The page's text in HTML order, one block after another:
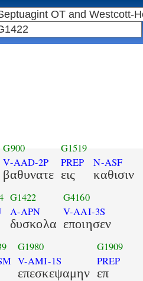
G900
V-AAD-2P
βαθυνατε
G1519
PREP
εις
N-ASF
καθισιν
G1422
A-APN
δυσκολα
G4160
V-AAI-3S
εποιησεν
G1980
V-AMI-1S
επεσκεψαμην
G1909
PREP
επ